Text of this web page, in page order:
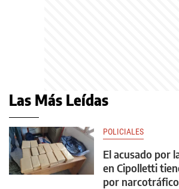
Las Más Leídas
POLICIALES
El acusado por
en Cipolletti
por narcotráfico